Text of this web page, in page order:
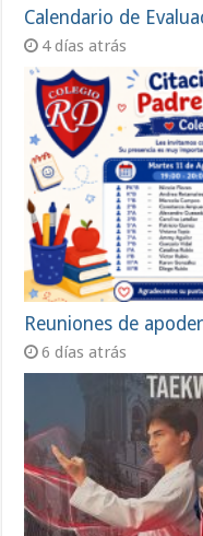
Calendario de
4 días atrás
Reuniones de
6 días atrás